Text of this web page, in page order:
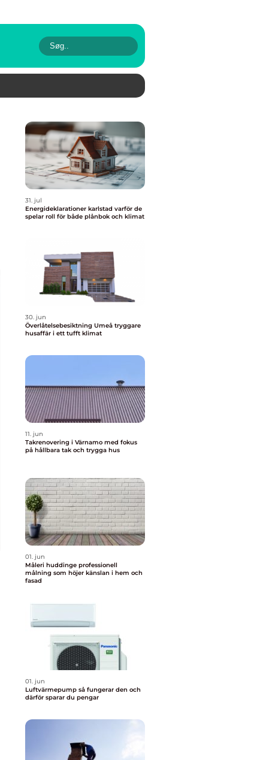
31. jul
Energideklarationer karlstad varför de
spelar roll för både plånbok och klimat
30. jun
Överlåtelsebesiktning Umeå tryggare
husaffär i ett tufft klimat
11. jun
Takrenovering i Värnamo med fokus
på hållbara tak och trygga hus
01. jun
Måleri huddinge professionell
målning som höjer känslan i hem och
fasad
01. jun
Luftvärmepump så fungerar den och
därför sparar du pengar